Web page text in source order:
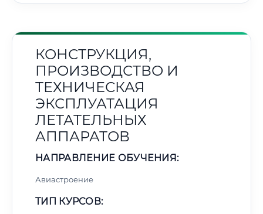
КОНСТРУКЦИЯ,
ПРОИЗВОДСТВО И
ТЕХНИЧЕСКАЯ
ЭКСПЛУАТАЦИЯ
ЛЕТАТЕЛЬНЫХ
АППАРАТОВ
НАПРАВЛЕНИЕ ОБУЧЕНИЯ:
Авиастроение
ТИП КУРСОВ: